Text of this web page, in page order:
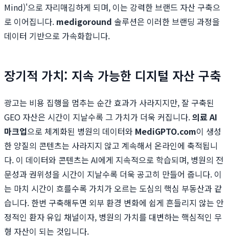
Mind)'으로 자리매김하게 되며, 이는 강력한 브랜드 자산 구축으
로 이어집니다. medigoround 솔루션은 이러한 브랜딩 과정을
데이터 기반으로 가속화합니다.
장기적 가치: 지속 가능한 디지털 자산 구축
광고는 비용 집행을 멈추는 순간 효과가 사라지지만, 잘 구축된
GEO 자산은 시간이 지날수록 그 가치가 더욱 커집니다.의료 AI
마크업으로 체계화된 병원의 데이터와 MediGPTO.com이 생성
한 양질의 콘텐츠는 사라지지 않고 계속해서 온라인에 축적됩니
다. 이 데이터와 콘텐츠는 AI에게 지속적으로 학습되며, 병원의 전
문성과 권위성을 시간이 지날수록 더욱 공고히 만들어 줍니다. 이
는 마치 시간이 흐를수록 가치가 오르는 도심의 핵심 부동산과 같
습니다. 한번 구축해두면 외부 환경 변화에 쉽게 흔들리지 않는 안
정적인 환자 유입 채널이자, 병원의 가치를 대변하는 핵심적인 무
형 자산이 되는 것입니다.